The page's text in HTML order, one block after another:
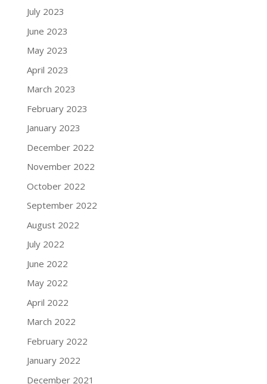
July 2023
June 2023
May 2023
April 2023
March 2023
February 2023
January 2023
December 2022
November 2022
October 2022
September 2022
August 2022
July 2022
June 2022
May 2022
April 2022
March 2022
February 2022
January 2022
December 2021